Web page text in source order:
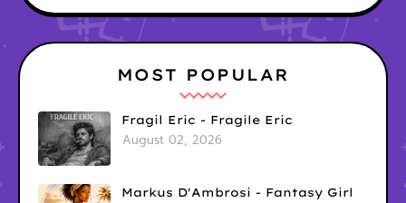
MOST POPULAR
Fragil Eric - Fragile Eric
August 02, 2026
Markus D'Ambrosi - Fantasy Girl